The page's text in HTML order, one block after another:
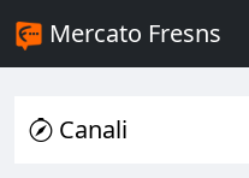
Mercato Fresns
Canali